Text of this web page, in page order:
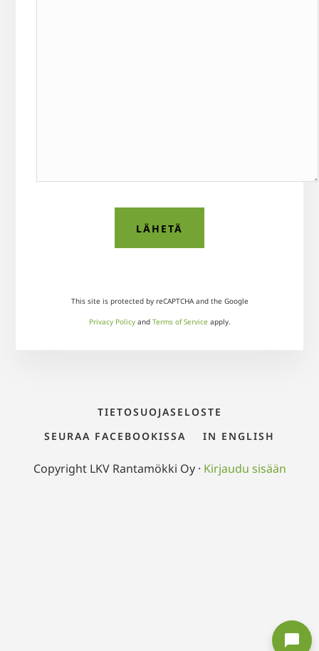
This site is protected by reCAPTCHA and the Google
Privacy Policyand Terms of Service apply.
TIETOSUOJASELOSTE
SEURAA FACEBOOKISSA
IN ENGLISH
Copyright LKV Rantamökki Oy · Kirjaudu sisään